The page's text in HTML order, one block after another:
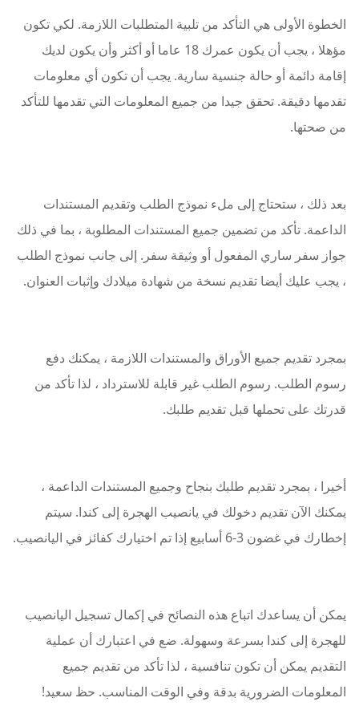
الخطوة الأولى هي التأكد من تلبية المتطلبات اللازمة. لكي تكون
مؤهلا ، يجب أن يكون عمرك 18 عاما أو أكثر وأن يكون لديك
إقامة دائمة أو حالة جنسية سارية. يجب أن تكون أي معلومات
تقدمها دقيقة. تحقق جيدا من جميع المعلومات التي تقدمها للتأكد
من صحتها.
بعد ذلك ، ستحتاج إلى ملء نموذج الطلب وتقديم المستندات
الداعمة. تأكد من تضمين جميع المستندات المطلوبة ، بما في ذلك
جواز سفر ساري المفعول أو وثيقة سفر. إلى جانب نموذج الطلب
، يجب عليك أيضا تقديم نسخة من شهادة ميلادك وإثبات العنوان.
بمجرد تقديم جميع الأوراق والمستندات اللازمة ، يمكنك دفع
رسوم الطلب. رسوم الطلب غير قابلة للاسترداد ، لذا تأكد من
قدرتك على تحملها قبل تقديم طلبك.
أخيرا ، بمجرد تقديم طلبك بنجاح وجميع المستندات الداعمة ،
يمكنك الآن تقديم دخولك في يانصيب الهجرة إلى كندا. سيتم
إخطارك في غضون 3-6 أسابيع إذا تم اختيارك كفائز في اليانصيب.
يمكن أن يساعدك اتباع هذه النصائح في إكمال تسجيل اليانصيب
للهجرة إلى كندا بسرعة وسهولة. ضع في اعتبارك أن عملية
التقديم يمكن أن تكون تنافسية ، لذا تأكد من تقديم جميع
المعلومات الضرورية بدقة وفي الوقت المناسب. حظ سعيد!